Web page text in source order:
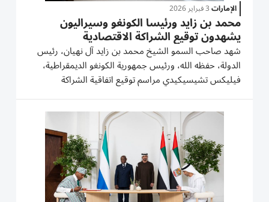
الإمارات3 فبراير 2026
محمد بن زايد ورئيسا الكونغو وسيراليون
يشهدون توقيع الشراكة الاقتصادية
شهد صاحب السمو الشيخ محمد بن زايد آل نهيان، رئيس
الدولة، حفظه الله، ورئيس جمهورية الكونغو الديمقراطية،
فيليكس تشيسيكيدي مراسم توقيع اتفاقية الشراكة
الاقتصادية الشاملة بين البلدين. كما شهد سموه، وجوليوس
مادا بيو رئيس جمهورية سيراليون، مراسم توقيع اتفاقية